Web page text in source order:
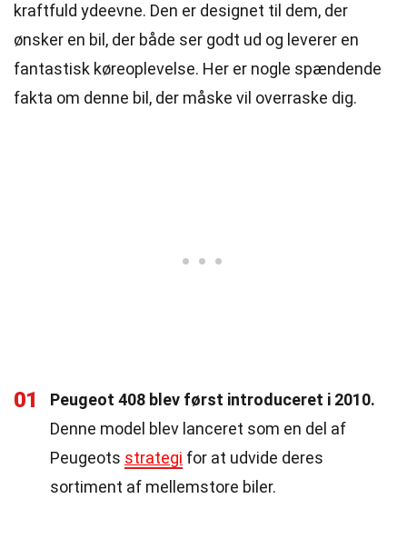
kraftfuld ydeevne. Den er designet til dem, der
ønsker en bil, der både ser godt ud og leverer en
fantastisk køreoplevelse. Her er nogle spændende
fakta om denne bil, der måske vil overraske dig.
01
Peugeot 408 blev først introduceret i 2010.
Denne model blev lanceret som en del af
Peugeots strategi for at udvide deres
sortiment af mellemstore biler.